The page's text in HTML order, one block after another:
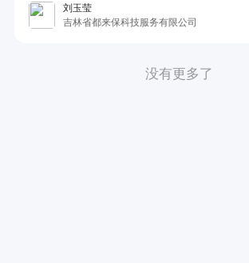
刘玉莹
吉林省都来保科技服务有限公司
没有更多了